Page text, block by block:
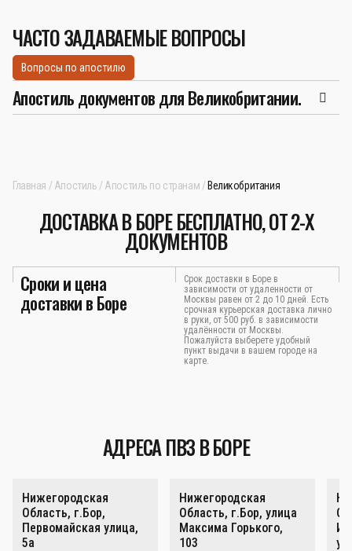
ЧАСТО ЗАДАВАЕМЫЕ ВОПРОСЫ
Вопросы по апостилю
Апостиль документов для Великобритании.
Главная Апостиль Апостиль по странам Великобритания
ДОСТАВКА В БОРЕ БЕСПЛАТНО, ОТ 2-Х
ДОКУМЕНТОВ
Сроки и цена
доставки в Боре
Срок доставки в Боре в
зависимости от удаленности от
Москвы равен от 2 до 10 дней. Есть
срочная курьерская доставка лично
в руки, от 500 руб. в зависимости
удалённости от Москвы.
Пожалуйста выберете удобный
пункт выдачи в вашем городе на
карте.
АДРЕСА ПВЗ В БОРЕ
Нижегородская
Область, г.Бор,
Первомайская улица,
5а
Нижегородская
Область, г.Бор, улица
Максима Горького,
103